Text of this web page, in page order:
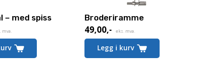
– med spiss
mva.
Broderiramme
49,00,- eks. mva.
Legg i kurv